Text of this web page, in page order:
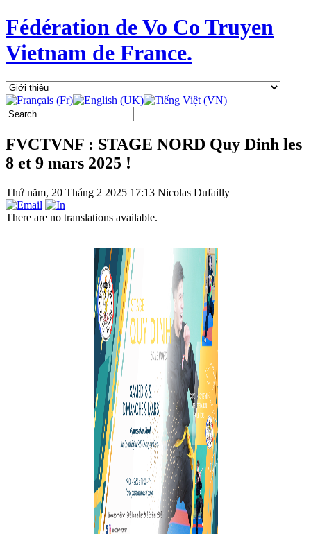
Fédération de Vo Co Truyen
Vietnam de France.
FVCTVNF : STAGE NORD Quy Dinh les
8 et 9 mars 2025 !
Thứ năm, 20 Tháng 2 2025 17:13 Nicolas Dufailly
There are no translations available.